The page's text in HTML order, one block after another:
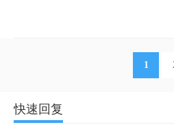
1
快速回复